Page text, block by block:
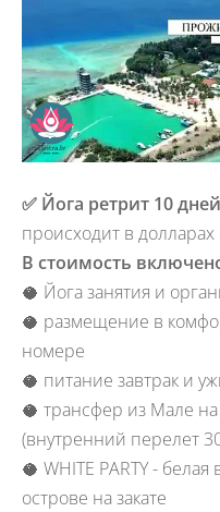
✅ Йога ретрит 10
происходит в
В стоимость
🥥 Йога занятия и
🥥 размещение в
номере
🥥 питание завтрак и
🥥 трансфер из Мале
(внутренний перелет
🥥 WHITE PARTY -
острове на закате